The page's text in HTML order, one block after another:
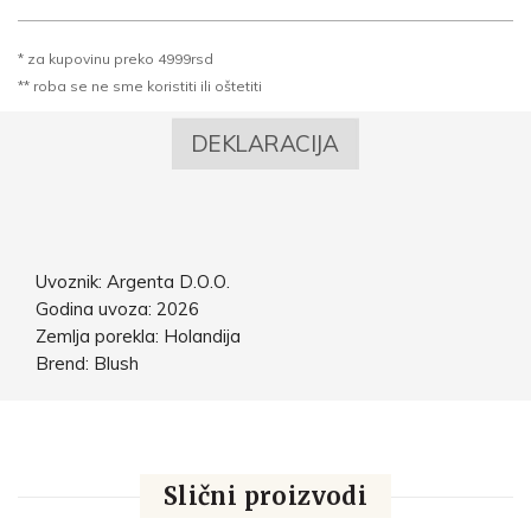
* za kupovinu preko 4999rsd
** roba se ne sme koristiti ili oštetiti
DEKLARACIJA
Uvoznik: Argenta D.O.O.
Godina uvoza: 2026
Zemlja porekla: Holandija
Brend: Blush
Slični proizvodi